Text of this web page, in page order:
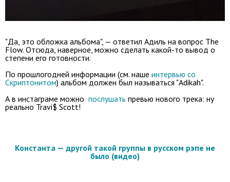
"Да, это обложка альбома", — ответил Адиль на вопрос The
Flow. Отсюда, наверное, можно сделать какой-то вывод о
степени его готовности.
По прошлогодней информации (см. наше интервью со
Скриптонитом) альбом должен был называться "Adikah".
А в инстаграме можно послушать превью нового трека: ну
реально Travi$ Scott!
Константа — другой такой группы в русском рэпе не
было (видео)